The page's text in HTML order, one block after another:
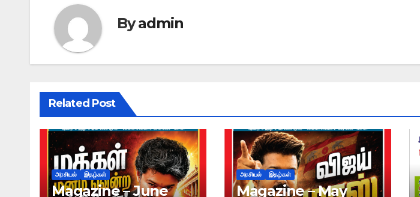
Byadmin
Related Post
அரசியல் இதழ்கள்
Magazine – June
அரசியல் இதழ்கள்
Magazine – May